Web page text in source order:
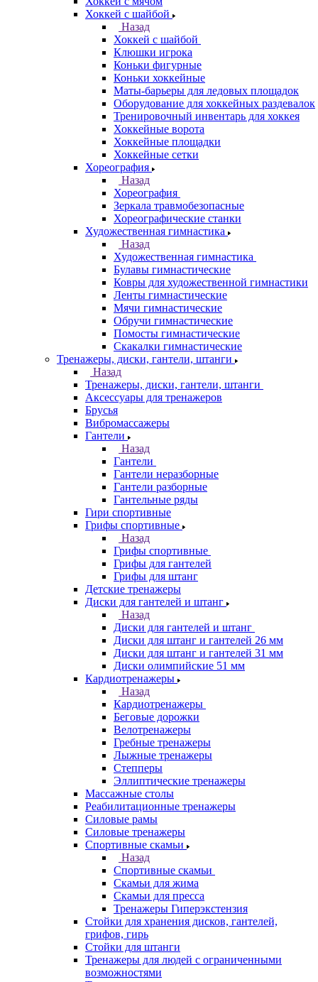
Хоккей с шайбой
Назад
Хоккей с шайбой
Клюшки игрока
Коньки фигурные
Коньки хоккейные
Маты-барьеры для ледовых площадок
Оборудование для хоккейных раздевалок
Тренировочный инвентарь для хоккея
Хоккейные ворота
Хоккейные площадки
Хоккейные сетки
Хореография
Назад
Хореография
Зеркала травмобезопасные
Хореографические станки
Художественная гимнастика
Назад
Художественная гимнастика
Булавы гимнастические
Ковры для художественной гимнастики
Ленты гимнастические
Мячи гимнастические
Обручи гимнастические
Помосты гимнастические
Скакалки гимнастические
Тренажеры, диски, гантели, штанги
Назад
Тренажеры, диски, гантели, штанги
Аксессуары для тренажеров
Брусья
Вибромассажеры
Гантели
Назад
Гантели
Гантели неразборные
Гантели разборные
Гантельные ряды
Гири спортивные
Грифы спортивные
Назад
Грифы спортивные
Грифы для гантелей
Грифы для штанг
Детские тренажеры
Диски для гантелей и штанг
Назад
Диски для гантелей и штанг
Диски для штанг и гантелей 26 мм
Диски для штанг и гантелей 31 мм
Диски олимпийские 51 мм
Кардиотренажеры
Назад
Кардиотренажеры
Беговые дорожки
Велотренажеры
Гребные тренажеры
Лыжные тренажеры
Степперы
Эллиптические тренажеры
Массажные столы
Реабилитационные тренажеры
Силовые рамы
Силовые тренажеры
Спортивные скамьи
Назад
Спортивные скамьи
Скамьи для жима
Скамьи для пресса
Тренажеры Гиперэкстензия
Стойки для хранения дисков, гантелей,
грифов, гирь
Стойки для штанги
Тренажеры для людей с ограниченными
возможностями